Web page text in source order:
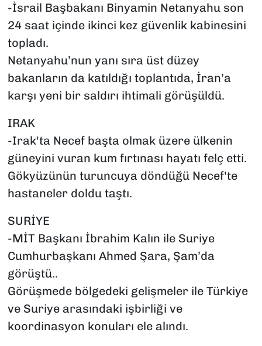
-İsrail Başbakanı Binyamin Netanyahu son
24 saat içinde ikinci kez güvenlik kabinesini
topladı.
Netanyahu’nun yanı sıra üst düzey
bakanların da katıldığı toplantıda, İran’a
karşı yeni bir saldırı ihtimali görüşüldü.
IRAK
-Irak'ta Necef başta olmak üzere ülkenin
güneyini vuran kum fırtınası hayatı felç etti.
Gökyüzünün turuncuya döndüğü Necef'te
hastaneler doldu taştı.
SURİYE
-MİT Başkanı İbrahim Kalın ile Suriye
Cumhurbaşkanı Ahmed Şara, Şam’da
görüştü..
Görüşmede bölgedeki gelişmeler ile Türkiye
ve Suriye arasındaki işbirliği ve
koordinasyon konuları ele alındı.